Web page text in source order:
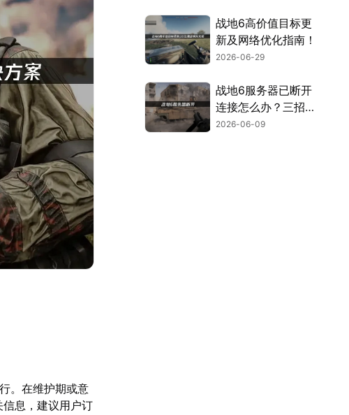
。在维护期或意
息，建议用户订
战地6高价值目标更
新及网络优化指南！
2026-06-29
战地6服务器已断开
连接怎么办？三招告
别服务器断开连接！
2026-06-09